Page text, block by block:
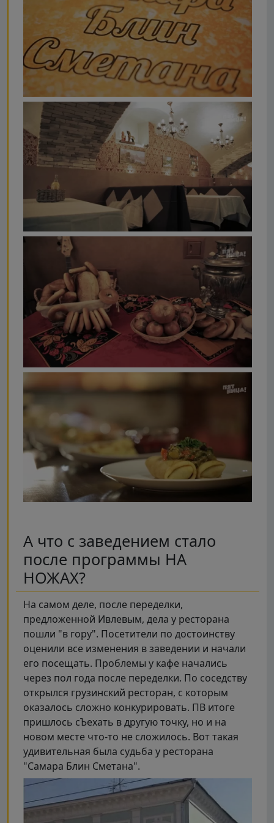
А что с заведением стало
после программы НА
НОЖАХ?
На самом деле, после переделки,
предложенной Ивлевым, дела у ресторана
пошли "в гору". Посетители по достоинству
оценили все изменения в заведении и начали
его посещать. Проблемы у кафе начались
через пол года после переделки. По соседству
открылся грузинский ресторан, с которым
оказалось сложно конкурировать. ПВ итоге
пришлось сЪехать в другую точку, но и на
новом месте что-то не сложилось. Вот такая
удивительная была судьба у ресторана
"Самара Блин Сметана".